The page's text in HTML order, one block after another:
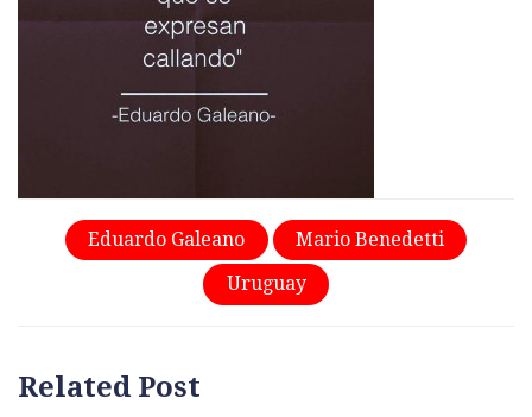
Eduardo Galeano
Mario Benedetti
Uruguay
Related Post